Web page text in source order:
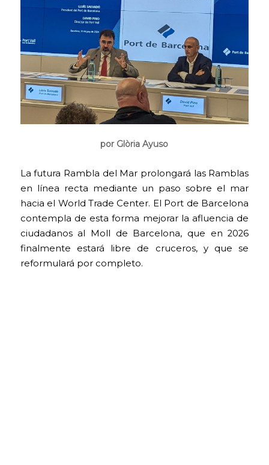
por Glòria Ayuso
La futura Rambla del Mar prolongará las Ramblas
en línea recta mediante un paso sobre el mar
hacia el World Trade Center. El Port de Barcelona
contempla de esta forma mejorar la afluencia de
ciudadanos al Moll de Barcelona, que en 2026
finalmente estará libre de cruceros, y que se
reformulará por completo.